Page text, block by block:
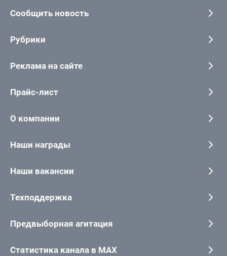
Сообщить новость
Рубрики
Реклама на сайте
Прайс-лист
О компании
Наши награды
Наши вакансии
Техподдержка
Предвыборная агитация
Статистика канала в MAX